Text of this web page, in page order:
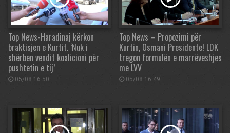
Top News-Haradinaj kërkon
braktisjen e Kurtit. ‘Nuk i
shërben vendit koalicioni për
pushtetin e tij’
05/08 16:50
Top News – Propozimi për
Kurtin, Osmani Presidente! LDK
tregon formulën e marrëveshjes
me LVV
05/08 16:49